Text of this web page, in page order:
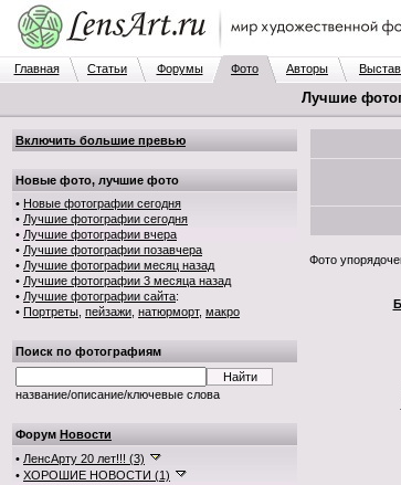
Главная Статьи Форумы Фото Авторы
Лучшие
Включить большие превью
Новые фото, лучшие фото
• Новые фотографии сегодня
• Лучшие фотографии сегодня
• Лучшие фотографии вчера
• Лучшие фотографии позавчера
• Лучшие фотографии месяц назад
• Лучшие фотографии 3 месяца назад
• Лучшие фотографии сайта:
• Портреты пейзажи натюрморт, макро
Поиск по фотографиям
название/описание/ключевые слова
Форум Новости
• ЛенсАрту 20 лет!!! (3)
• ХОРОШИЕ НОВОСТИ (1)
Фото